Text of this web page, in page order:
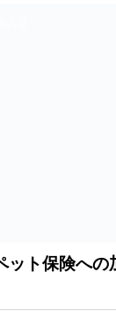
ット保険への